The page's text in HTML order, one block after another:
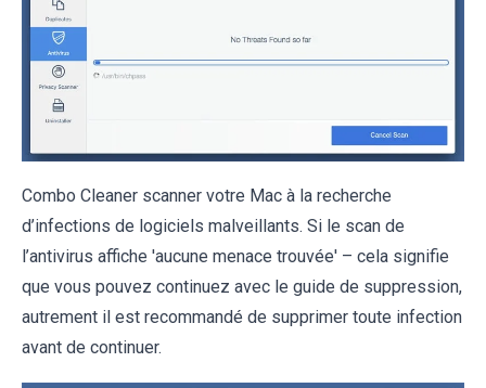
Combo Cleaner scanner votre Mac à la recherche
d’infections de logiciels malveillants. Si le scan de
l’antivirus affiche 'aucune menace trouvée' – cela signifie
que vous pouvez continuez avec le guide de suppression,
autrement il est recommandé de supprimer toute infection
avant de continuer.